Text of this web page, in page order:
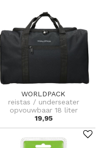
WORLDPACK
reistas / underseater
opvouwbaar 18 liter
19,95